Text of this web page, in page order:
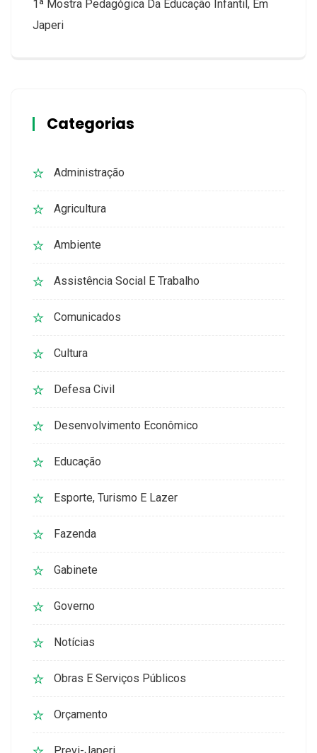
1ª Mostra Pedagógica Da Educação Infantil, Em
Japeri
Categorias
Administração
Agricultura
Ambiente
Assistência Social E Trabalho
Comunicados
Cultura
Defesa Civil
Desenvolvimento Econômico
Educação
Esporte, Turismo E Lazer
Fazenda
Gabinete
Governo
Notícias
Obras E Serviços Públicos
Orçamento